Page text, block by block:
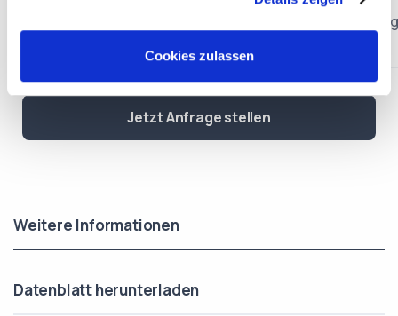
Cookies zulassen
Bedienungsanleitung
Jetzt Anfrage stellen
Weitere Informationen
Datenblatt herunterladen